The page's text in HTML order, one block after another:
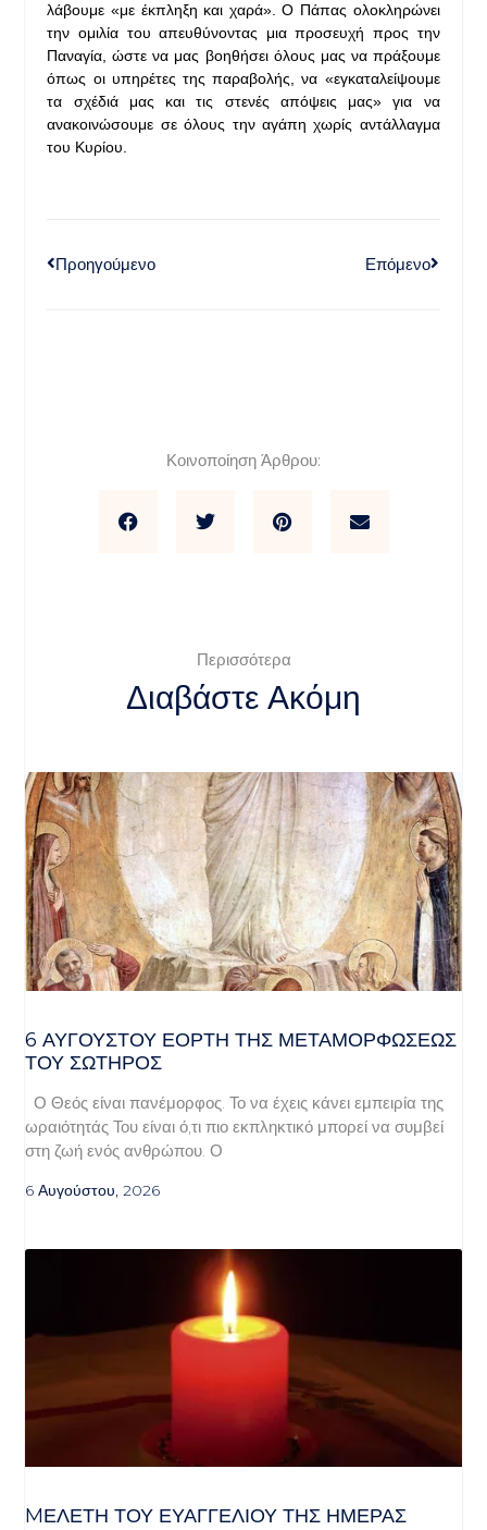
λάβουμε «με έκπληξη και χαρά». Ο Πάπας ολοκληρώνει
την ομιλία του απευθύνοντας μια προσευχή προς την
Παναγία, ώστε να μας βοηθήσει όλους μας να πράξουμε
όπως οι υπηρέτες της παραβολής, να «εγκαταλείψουμε
τα σχέδιά μας και τις στενές απόψεις μας» για να
ανακοινώσουμε σε όλους την αγάπη χωρίς αντάλλαγμα
του Κυρίου.
Προηγούμενο Επόμενο
Κοινοποίηση Άρθρου:
Περισσότερα
Διαβάστε Ακόμη
6 ΑΥΓΟΥΣΤΟΥ ΕΟΡΤΗ ΤΗΣ ΜΕΤΑΜΟΡΦΩΣΕΩΣ
ΤΟΥ ΣΩΤΗΡΟΣ
Ο Θεός είναι πανέμορφος. Το να έχεις κάνει εμπειρία της
ωραιότητάς Του είναι ό,τι πιο εκπληκτικό μπορεί να συμβεί
στη ζωή ενός ανθρώπου. Ο
6 Αυγούστου, 2026
MΕΛΈΤΗ ΤΟΥ ΕΥΑΓΓΕΛΊΟΥ ΤΗΣ ΗΜΈΡΑΣ